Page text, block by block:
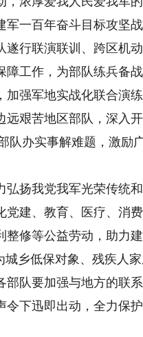
一百年奋斗目标攻坚
行联演联训、跨区机
工作，为部队练兵备
强军地实战化联合演
艰苦地区部队，深入
队办实事解难题，激励
扬我党我军光荣传统
建、教育、医疗、消
修等公益劳动，助力建
乡低保对象、残疾人
队要加强与地方的联
下迅即出动，全力保